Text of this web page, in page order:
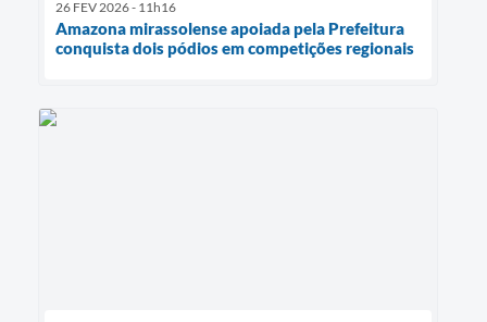
26 FEV 2026 - 11h16
Amazona mirassolense apoiada pela Prefeitura
conquista dois pódios em competições regionais